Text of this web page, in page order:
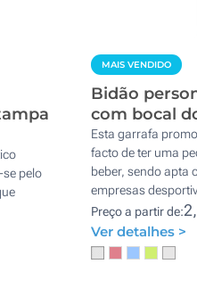
pelo
MAIS VENDIDO
Bidão
com bocal
Esta garrafa
facto de ter uma
beber, sendo apta
empresas
Preço a partir de:
Ver detalhes >